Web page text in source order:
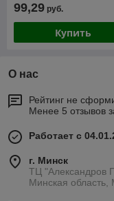
99,29 руб.
Купить
О нас
Рейтинг не
Менее 5 отзывов
Работает с
г. Минск
ТЦ "Александров
Минская область,